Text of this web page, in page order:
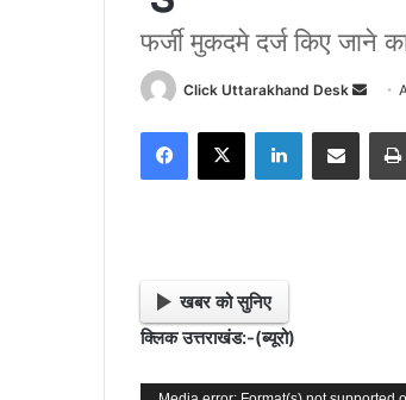
फर्जी मुकदमे दर्ज किए जाने
Click Uttarakhand Desk
d
खबर को सुनिए
क्लिक उत्तराखंड:-(ब्यूरो)